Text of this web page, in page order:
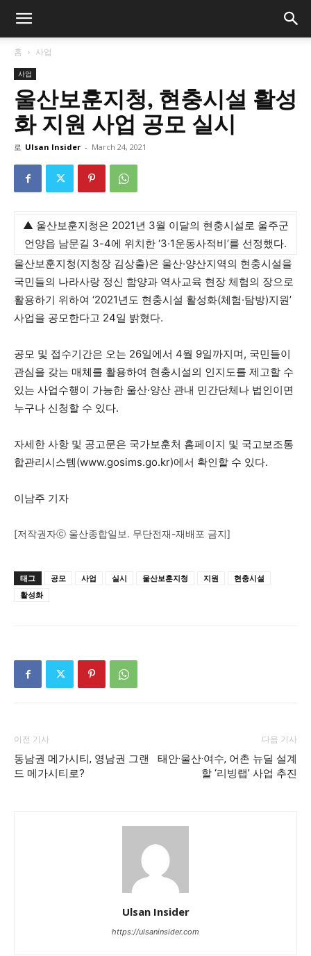
홈 사업
사업
울산보훈지청, 현충시설 활성
화 지원 사업 공모 실시
로 Ulsan Insider - March 24, 2021
▲ 울산보훈지청은 2021년 3월 이달의 현충시설로 울주군
언양읍 남문길 3-4에 위치한 ‘3·1운동사적비’를 선정했다.
울산보훈지청(지청장 김상출)은 울산·양산지역의 현충시설을
국민들의 나라사랑 정신 함양과 역사교육 현장 체험의 장으로
활용하기 위하여 ‘2021년도 현충시설 활성화(체험·탐방)지원’
사업을 공모한다고 24일 밝혔다.
공모 및 접수기간은 오는 26일에서 4월 9일까지며, 국민들이
관심을 갖는 매체를 활용하여 현충시설의 인지도를 제고할 수
있는 사업수행이 가능한 울산·양산 관내 민간단체나 법인이면
누구나 신청할 수 있다.
자세한 사항 및 공고문은 국가보훈처 홈페이지 및 국고보조통
합관리시스템(www.gosims.go.kr)에서 확인할 수 있다.
이남주 기자
[저작권자ⓒ 울산종합일보. 무단전재-재배포 금지]
태그 공모 사업 실시 울산보훈지청 지원
현충시설
활성화
이전 기사
동남권 메가시티, 영남권 그랜
드 메가시티로?
다음 기사
태안·울산·여수, 어촌 뉴딜 설계
할 ‘리빙랩’ 사업 추진
Ulsan Insider
https://ulsaninsider.com